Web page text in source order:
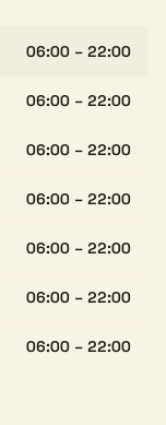
06:00 – 22:00
06:00 – 22:00
06:00 – 22:00
06:00 – 22:00
06:00 – 22:00
06:00 – 22:00
06:00 – 22:00